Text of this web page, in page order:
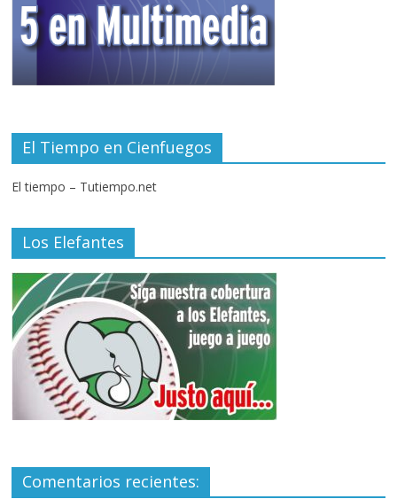
El Tiempo en Cienfuegos
El tiempo – Tutiempo.net
Los Elefantes
Comentarios recientes: